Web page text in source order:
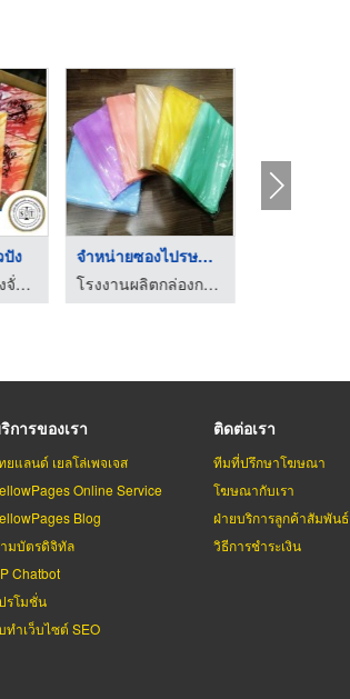
ง
โรงงานผลิตกล่องจั่วปัง - ซื่อตรงแพคกิ้งและบรรจุภัณฑ์
จำหน่ายซองไปรษณีย์พล ...
โรงงานผลิตกล่องกระดาษลูกฟูก-เอ็ม บิซ เวิลด์
การของเรา
ยแลนด์ เยลโล่เพจเจส
Online Service
Blog
มบัตรดิจิทัล
Chatbot
รโมชั่น
ทำเว็บไซต์ SEO
ติดต่อเรา
ทีมที่ปรึกษาโฆษณา
โฆษณากับเรา
ฝ่ายบริการลูกค้าสัมพันธ์
วิธีการชำระเงิน